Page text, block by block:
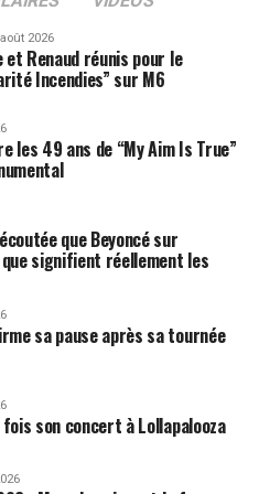
EP, lequel sera présenté en
de Miossec tout au
2026
et Renaud réunis pour le
Incendies” sur M6
les 49 ans de “My Aim Is True”
que Beyoncé sur
que signifient réellement les
sa pause après sa tournée
son concert à Lollapalooza